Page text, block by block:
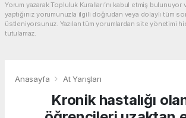
Yorum yazarak Topluluk Kuralları’nı kabul etmiş
yaptığınız yorumunuzla ilgili doğrudan veya dolaylı tüm
üstleniyorsunuz. Yazılan tüm yorumlardan site yönetimi
tutulamaz.
Anasayfa At Yarışları
Kronik hastalığı